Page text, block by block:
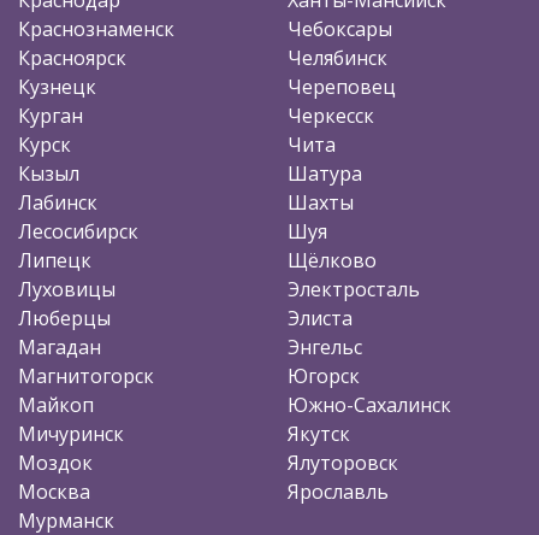
Краснознаменск
Красноярск
Кузнецк
Курган
Курск
Кызыл
Лабинск
Лесосибирск
Липецк
Луховицы
Люберцы
Магадан
Магнитогорск
Майкоп
Мичуринск
Моздок
Москва
Мурманск
Чебоксары
Челябинск
Череповец
Черкесск
Чита
Шатура
Шахты
Шуя
Щёлково
Электросталь
Элиста
Энгельс
Югорск
Южно-Сахалинск
Якутск
Ялуторовск
Ярославль